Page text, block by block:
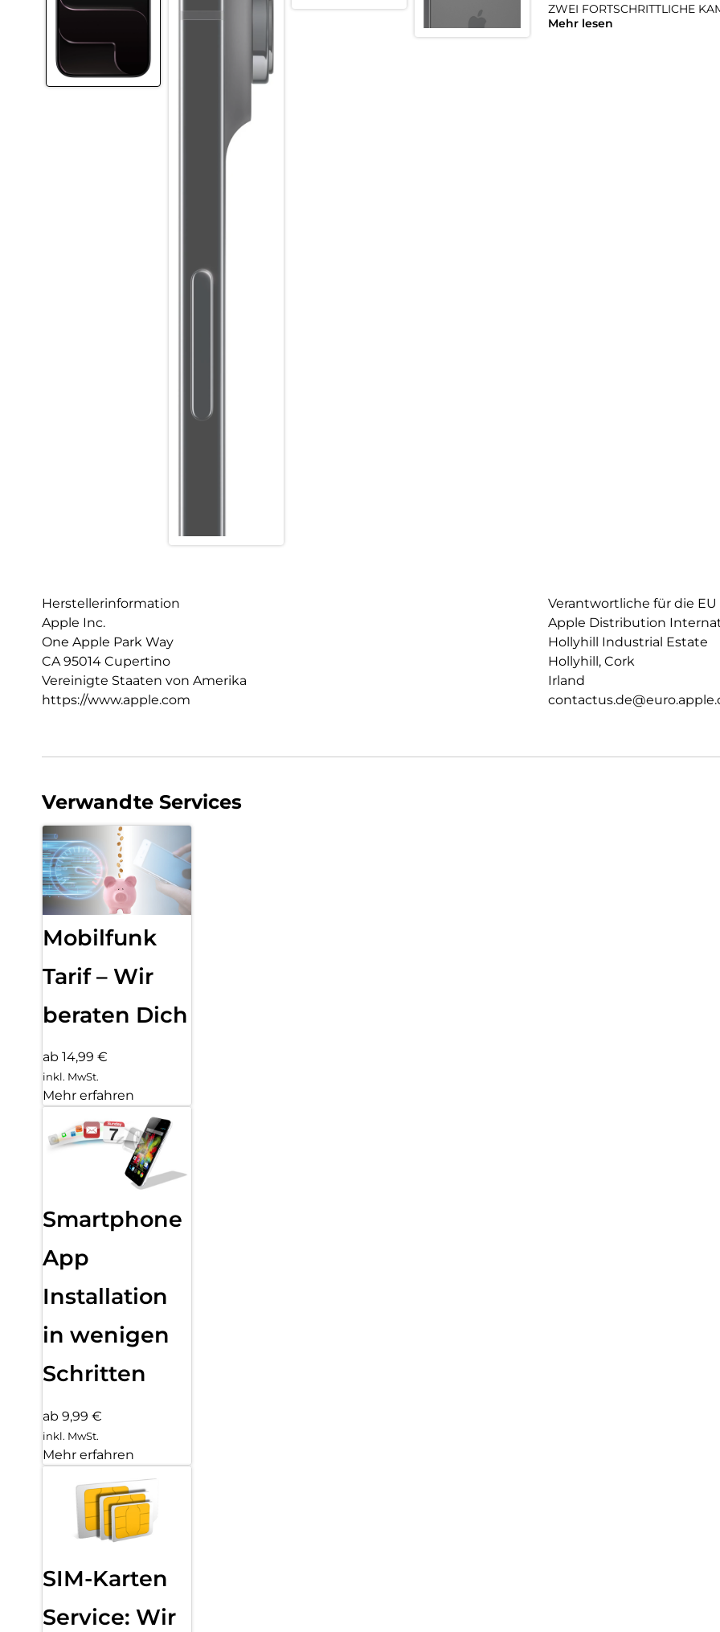
ZWEI FORTSCHRITTLICHE
48 MP Fusion Kamera-
Mehr lesen
Herstellerinformation
Apple Inc.
One Apple Park Way
CA 95014 Cupertino
Vereinigte Staaten von Amerika
https://www.apple.com
Verantwortliche für die EU
Apple Distribution
Hollyhill Industrial Estate
Hollyhill, Cork
Irland
Verwandte Services
Mobilfunk
Tarif – Wir
beraten Dich
ab 14,99 €
inkl. MwSt.
Mehr erfahren
Smartphone
App
Installation
in wenigen
Schritten
ab 9,99 €
inkl. MwSt.
Mehr erfahren
SIM-Karten
Service: Wir